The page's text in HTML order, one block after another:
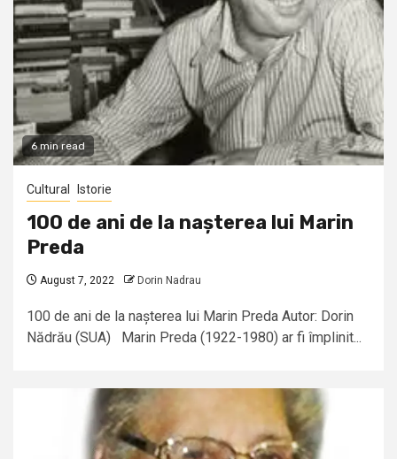
6 min read
Cultural Istorie
100 de ani de la nașterea lui Marin
Preda
August 7, 2022 Dorin Nadrau
100 de ani de la nașterea lui Marin Preda Autor: Dorin
Nădrău (SUA) Marin Preda (1922-1980) ar fi împlinit...